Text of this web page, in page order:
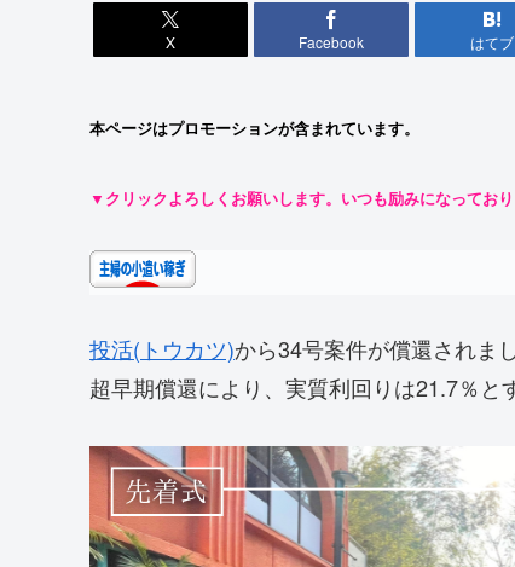
X Facebook はてブ
本ページはプロモーションが含まれています。
▼クリックよろしくお願いします。いつも励みになっており
投活(トウカツ)から34号案件が償還されま
超早期償還により、実質利回りは21.7％